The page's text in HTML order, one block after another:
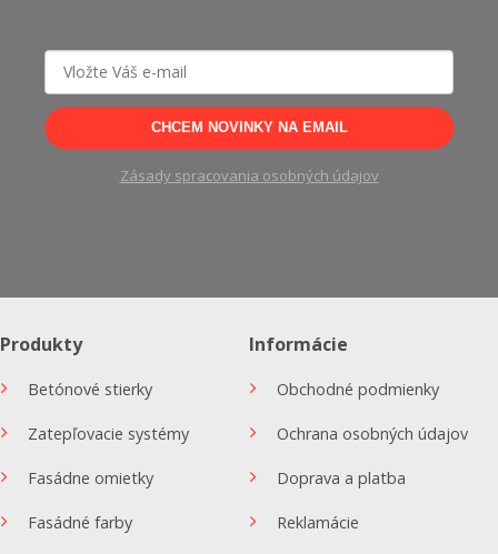
CHCEM NOVINKY NA EMAIL
Zásady spracovania osobných údajov
Produkty
Betónové stierky
Zatepľovacie systémy
Fasádne omietky
Fasádné farby
Informácie
Obchodné podmienky
Ochrana osobných údajov
Doprava a platba
Reklamácie